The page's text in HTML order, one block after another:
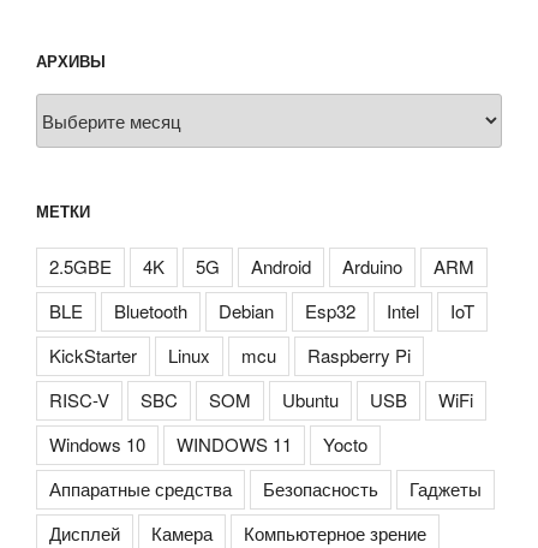
АРХИВЫ
МЕТКИ
2.5GBE 4K 5G Android Arduino
ARM
BLE
Bluetooth Debian Esp32 Intel
IoT
KickStarter
Linux mcu
Raspberry Pi
RISC-V
SBC SOM Ubuntu USB
WiFi
Windows 10
WINDOWS 11
Yocto
Аппаратные средства
Безопасность
Гаджеты
Дисплей
Камера
Компьютерное зрение